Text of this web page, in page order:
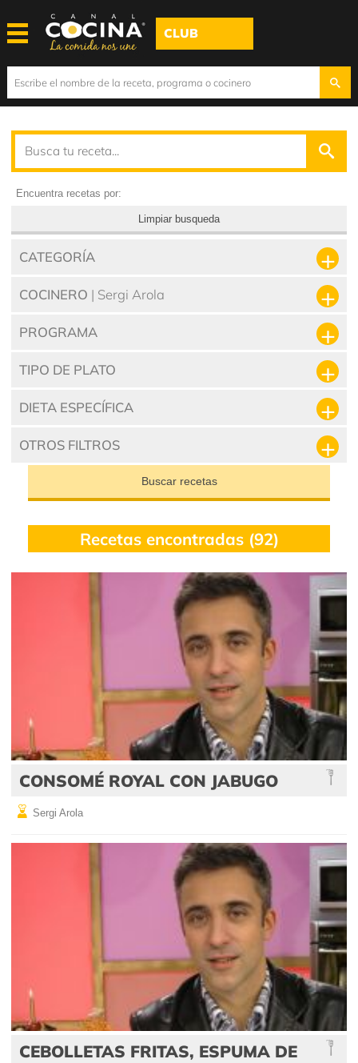
CLUB
Encuentra recetas por:
Limpiar busqueda
CATEGORÍA
COCINERO | Sergi Arola
PROGRAMA
TIPO DE PLATO
DIETA ESPECÍFICA
OTROS FILTROS
Buscar recetas
Recetas encontradas (92)
CONSOMÉ ROYAL CON JABUGO
Sergi Arola
CEBOLLETAS FRITAS, ESPUMA DE